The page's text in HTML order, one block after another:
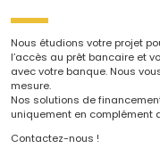
Nous étudions votre projet
l’accès au prêt bancaire et
avec votre banque. Nous
mesure.
Nos solutions de
uniquement en complément
Contactez-nous !